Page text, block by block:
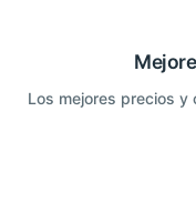
Los mejores precios y